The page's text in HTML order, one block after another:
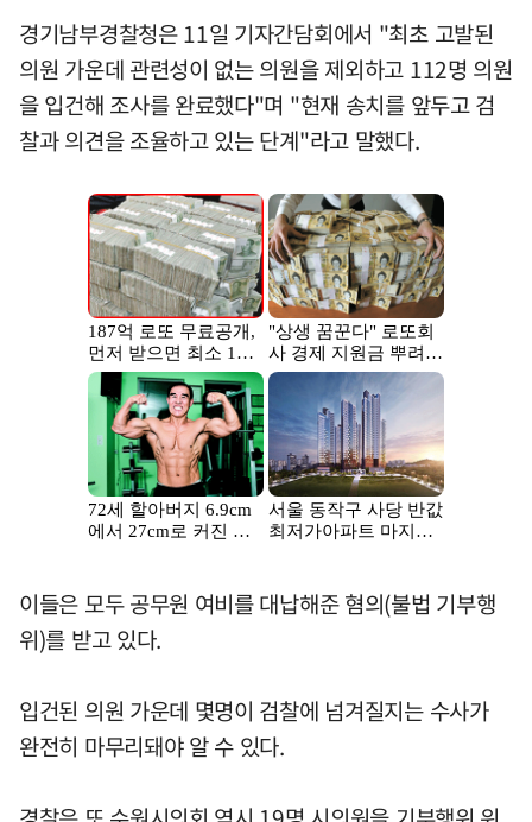
경기남부경찰청은 11일 기자간담회에서 "최초 고발된
의원 가운데 관련성이 없는 의원을 제외하고 112명 의원
을 입건해 조사를 완료했다"며 "현재 송치를 앞두고 검
찰과 의견을 조율하고 있는 단계"라고 말했다.
이들은 모두 공무원 여비를 대납해준 혐의(불법 기부행
위)를 받고 있다.
입건된 의원 가운데 몇명이 검찰에 넘겨질지는 수사가
완전히 마무리돼야 알 수 있다.